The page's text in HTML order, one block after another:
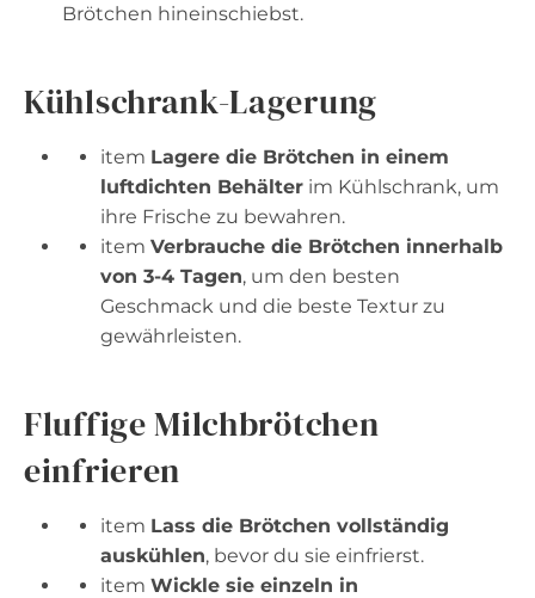
Brötchen hineinschiebst.
Kühlschrank-Lagerung
item Lagere die Brötchen in einem
luftdichten Behälter im Kühlschrank, um
ihre Frische zu bewahren.
item Verbrauche die Brötchen innerhalb
von 3-4 Tagen, um den besten
Geschmack und die beste Textur zu
gewährleisten.
Fluffige Milchbrötchen
einfrieren
item Lass die Brötchen vollständig
auskühlen, bevor du sie einfrierst.
item Wickle sie einzeln in